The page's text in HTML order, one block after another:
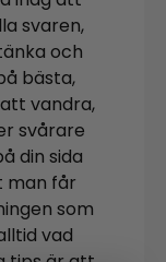
svaren,
och
bästa,
vandra,
svårare
din sida
man får
som
vad